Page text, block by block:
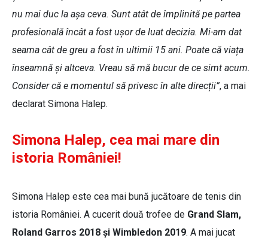
nu mai duc la așa ceva. Sunt atât de împlinită pe partea
profesională încât a fost ușor de luat decizia. Mi-am dat
seama cât de greu a fost în ultimii 15 ani. Poate că viața
înseamnă și altceva. Vreau să mă bucur de ce simt acum.
Consider că e momentul să privesc în alte direcții”, a mai
declarat Simona Halep.
Simona Halep, cea mai mare din
istoria României!
Simona Halep este cea mai bună jucătoare de tenis din
istoria României. A cucerit două trofee de Grand Slam,
Roland Garros 2018 și Wimbledon 2019. A mai jucat